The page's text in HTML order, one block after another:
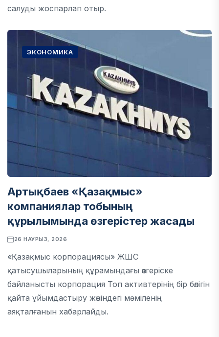
салуды жоспарлап отыр.
ЭКОНОМИКА
Артықбаев «Қазақмыс»
компаниялар тобының
құрылымында өзгерістер жасады
26 НАУРЫЗ, 2026
«Қазақмыс корпорациясы» ЖШС
қатысушыларының құрамындағы өзгеріске
байланысты корпорация Топ активтерінің бір бөлігін
қайта ұйымдастыру жөніндегі мәміленің
аяқталғанын хабарлайды.